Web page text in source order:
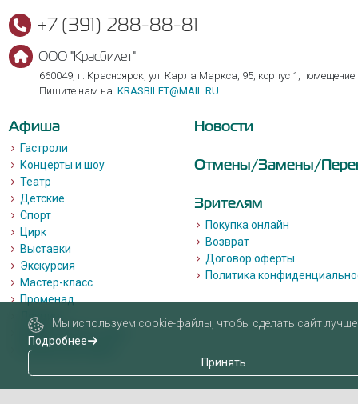
+7 (391) 288-88-81
ООО "Красбилет"
660049, г. Красноярск, ул. Карла Маркса, 95, корпус 1, помещение
Пишите нам на KRASBILET@MAIL.RU
Афиша
Гастроли
Концерты и шоу
Театр
Детские
Спорт
Цирк
Выставки
Экскурсия
Мастер-класс
Променад
Лекции
Квизы, квесты, игры.
Пушкинская карта
Новости
Отмены/Замены/
Зрителям
Покупка онлайн
Возврат
Договор оферты
Политика
Мы используем cookie-файлы, чтобы сделать сайт лучше
Подробнее
Принять